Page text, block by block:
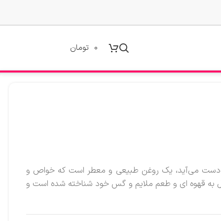
0 تومان
به‌دست می‌آید، یک روغن طبیعی و معطر است که خواص و
به قهوه ای و طعم ملایم و گس خود شناخته شده است و